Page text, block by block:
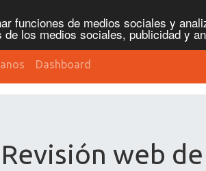
funciones de medios sociales y
los medios sociales, publicidad y
Dashboard
Revisión web